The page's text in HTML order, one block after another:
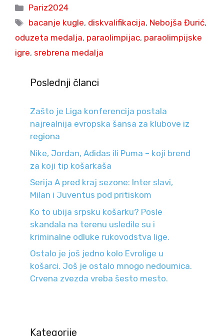
Categories
Pariz2024
Tags
bacanje kugle, diskvalifikacija, Nebojša Đurić,
oduzeta medalja, paraolimpijac, paraolimpijske
igre, srebrena medalja
Poslednji članci
Zašto je Liga konferencija postala
najrealnija evropska šansa za klubove iz
regiona
Nike, Jordan, Adidas ili Puma – koji brend
za koji tip košarkaša
Serija A pred kraj sezone: Inter slavi,
Milan i Juventus pod pritiskom
Ko to ubija srpsku košarku? Posle
skandala na terenu usledile su i
kriminalne odluke rukovodstva lige.
Ostalo je još jedno kolo Evrolige u
košarci. Još je ostalo mnogo nedoumica.
Crvena zvezda vreba šesto mesto.
Kategorije